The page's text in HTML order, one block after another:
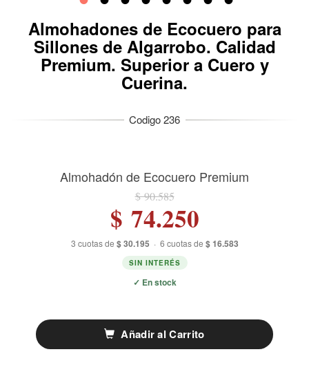
Almohadones de Ecocuero para
Sillones de Algarrobo. Calidad
Premium. Superior a Cuero y
Cuerina.
Almohadón de Ecocuero Premium
$ 90.585
$ 74.250
3 cuotas de $ 30.195 · 6 cuotas de $ 16.583
SIN INTERÉS
✓ En stock
Añadir al Carrito